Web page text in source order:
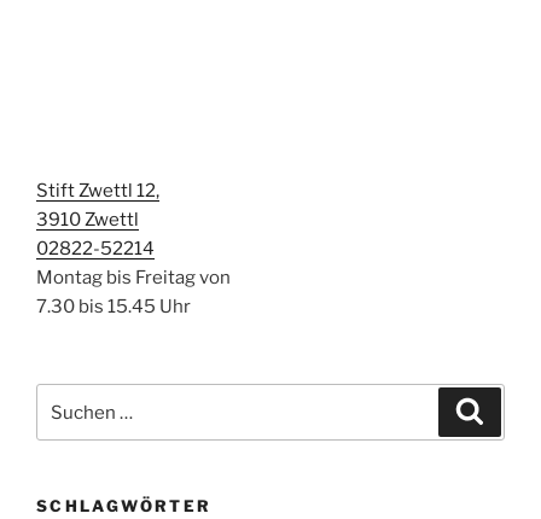
Stift Zwettl 12,
3910 Zwettl
02822-52214
Montag bis Freitag von
7.30 bis 15.45 Uhr
nach:
SCHLAGWÖRTER